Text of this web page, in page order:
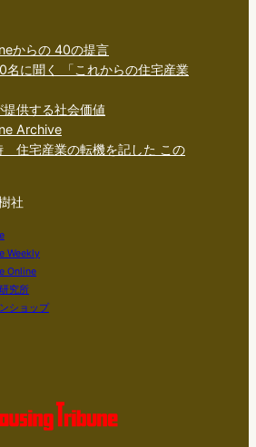
からの 40の提言
名に聞く 「これからの住宅産業
供する社会価値
Archive
住宅産業の転機を記した この
社
Weekly
Online
究所
ショップ